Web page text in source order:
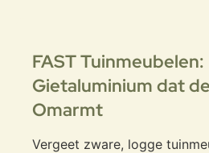
FAST
Gietaluminium dat
Omarmt
Vergeet zware, logge